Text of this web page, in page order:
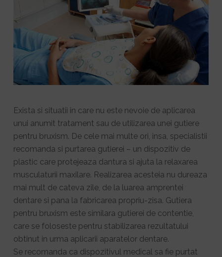
Exista si situatii in care nu este nevoie de aplicarea
unui anumit tratament sau de utilizarea unei gutiere
pentru bruxism. De cele mai multe ori, insa, specialistii
recomanda si purtarea gutierei – un dispozitiv de
plastic care protejeaza dantura si ajuta la relaxarea
musculaturii maxilare. Realizarea acesteia nu dureaza
mai mult de cateva zile, de la luarea amprentei
dentare si pana la fabricarea propriu-zisa. Gutiera
pentru bruxism este similara gutierei de contentie,
care se foloseste pentru stabilizarea rezultatului
obtinut in urma aplicarii aparatelor dentare.
Se recomanda ca dispozitivul medical sa fie purtat